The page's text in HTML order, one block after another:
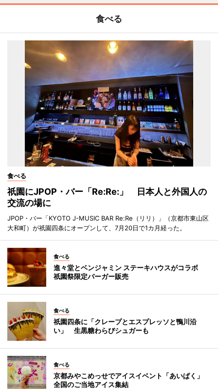
食べる
食べる
祇園にJPOP・バー「Re:Re:」 日本人と外国人の
交流の場に
JPOP・バー「KYOTO J-MUSIC BAR Re:Re（リリ）」（京都市東山区
大和町）が祇園四条にオープンして、7月20日で1カ月経った。
食べる
進々堂とベンジャミン ステーキハウスがコラボ
祇園祭限定バーガー販売
食べる
祇園四条に「クレープとエスプレッソと鴨川沿
い」 生黒糖わらびシュガーも
食べる
京都みやこめっせでアイスイベント「あいぱく」
全国のご当地アイス集結